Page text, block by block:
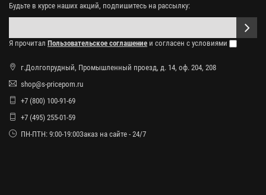
Будьте в курсе наших акций, подпишитесь на рассылку:
Я прочитал Пользовательское соглашение и согласен с условиями
г.Долгопрудный, Промышленный проезд, д. 14, оф. 204, 208
shop@s-pricepom.ru
+7 (800) 100-91-69
+7 (495) 255-01-59
ПН-ПТН: 9:00-19:00Заказ на сайте - 24/7